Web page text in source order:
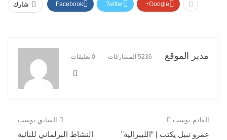
شارك Facebook Twitter Google+
مدير الموقع 5236 المشاركات 0 تعليقات
السابق بوست
النشاط البرلماني للنائبة
القادم بوست
عمرو نبيل يكتب | “الليبرالية”